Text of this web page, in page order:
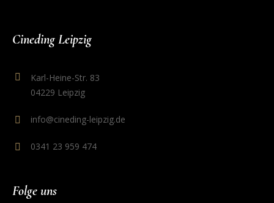
Cineding Leipzig
Karl-Heine-Str. 83
04229 Leipzig
info@cineding-leipzig.de
0341 23 959 474
Folge uns